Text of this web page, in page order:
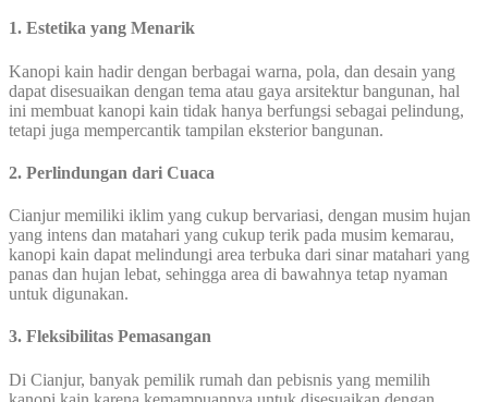
1. Estetika yang Menarik
Kanopi kain hadir dengan berbagai warna, pola, dan desain yang
dapat disesuaikan dengan tema atau gaya arsitektur bangunan, hal
ini membuat kanopi kain tidak hanya berfungsi sebagai pelindung,
tetapi juga mempercantik tampilan eksterior bangunan.
2. Perlindungan dari Cuaca
Cianjur memiliki iklim yang cukup bervariasi, dengan musim hujan
yang intens dan matahari yang cukup terik pada musim kemarau,
kanopi kain dapat melindungi area terbuka dari sinar matahari yang
panas dan hujan lebat, sehingga area di bawahnya tetap nyaman
untuk digunakan.
3. Fleksibilitas Pemasangan
Di Cianjur, banyak pemilik rumah dan pebisnis yang memilih